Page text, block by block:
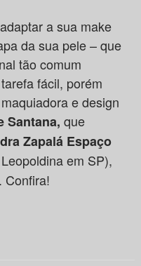
a sua make
da sua pele – que
tão comum
fácil, porém
e design
Santana, que
Zapalá Espaço
em SP),
Confira!